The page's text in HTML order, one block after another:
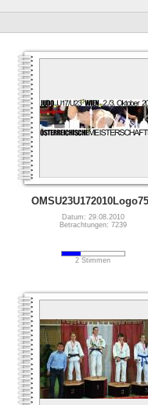
Datum: 29.08.2010
Betrachtungen: 7239
2 Stimmen